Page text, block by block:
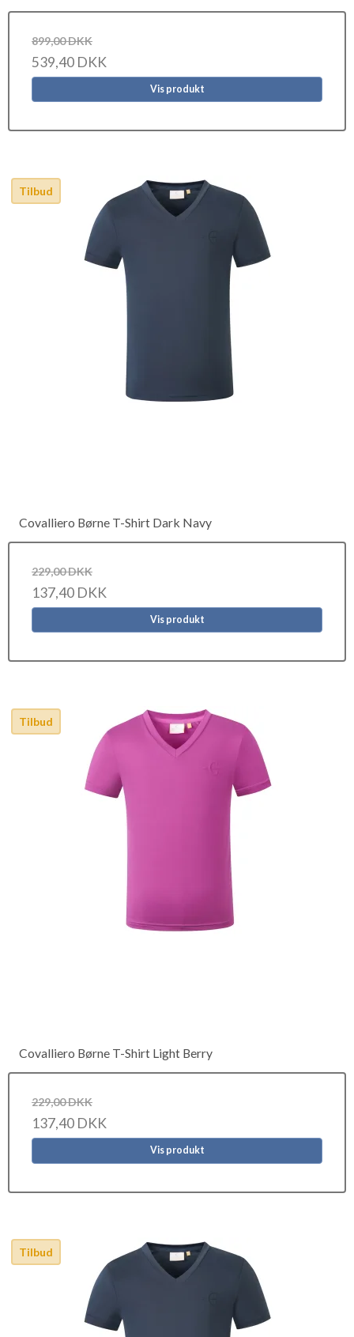
899,00 DKK
539,40 DKK
Vis produkt
Tilbud
Covalliero Børne T-Shirt Dark Navy
229,00 DKK
137,40 DKK
Vis produkt
Tilbud
Covalliero Børne T-Shirt Light Berry
229,00 DKK
137,40 DKK
Vis produkt
Tilbud